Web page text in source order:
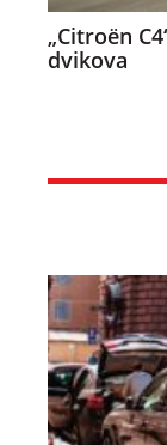
„Citroën
dvikova